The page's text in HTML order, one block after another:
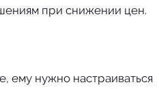
при снижении цен.
ему нужно настраиваться